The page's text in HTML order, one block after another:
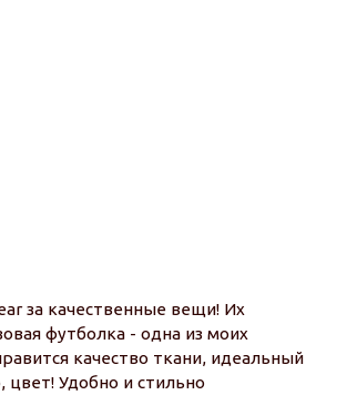
за качественные вещи! Их
футболка - одна из моих
качество ткани, идеальный
цвет! Удобно и стильно